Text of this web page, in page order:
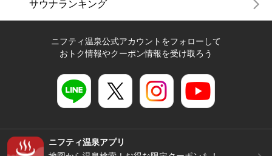
サウナランキング
ニフティ温泉公式アカウントをフォローして
おトク情報やクーポン情報を受け取ろう
ニフティ温泉アプリ